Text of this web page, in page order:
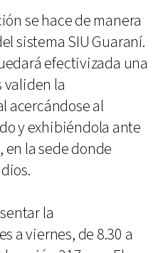
se hace de manera
sistema SIU Guaraní.
efectivizada una
validen la
acercándose al
y exhibiéndola ante
la sede donde
la
a viernes, de 8.30 a